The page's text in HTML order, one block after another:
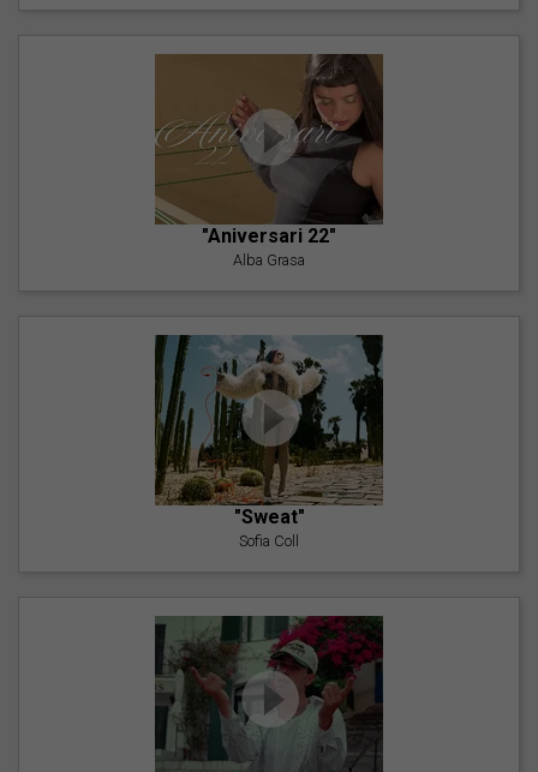
"Aniversari 22"
Alba Grasa
"Sweat"
Sofia Coll